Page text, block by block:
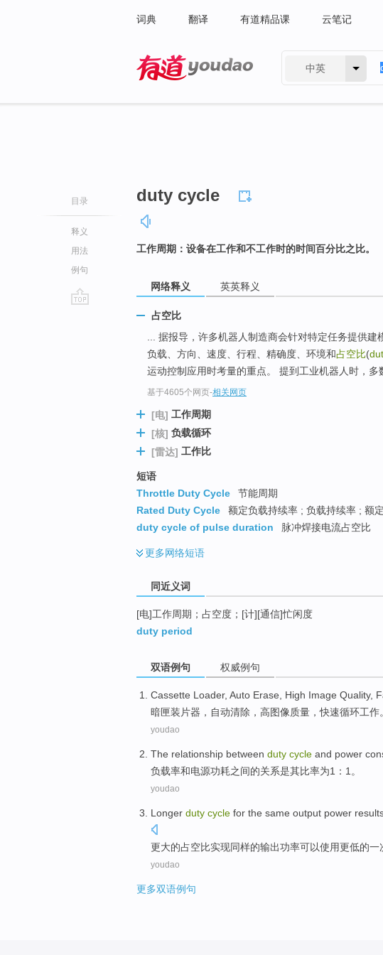
词典 翻译 有道精品课 云笔记
中英
目录
释义
用法
例句
duty cycle
工作周期：设备在工作和不工作时的时间百分比之比。
网络释义 英英释义
占空比
... 据报导，许多机器人制造商会针对特定任务提供
负载、方向、速度、行程、精确度、环境和占空比(
运动控制应用时考量的重点。 提到工业机器人时，多
基于4605个网页-相关网页
[电] 工作周期
[核] 负载循环
[雷达] 工作比
短语
Throttle Duty Cycle
节能周期
Rated Duty Cycle
额定负载持续率 ; 负载持续率 ; 额
duty cycle of pulse duration
脉冲焊接电流占空比
更多网络短语
同近义词
[电]工作周期；占空度；[计][通信]忙闲度
duty period
双语例句 权威例句
Cassette Loader, Auto Erase, High Image Quality,
暗匣装片器， 自动清除 ， 高图像质量 ，快速循环工作。
youdao
The relationship between duty cycle and power
负载率和电源功耗之间的关系是其比率为1：1。
youdao
Longer duty cycle for the same output power
更大的占空比实现同样的输出功率可以使用更低的一
youdao
更多双语例句